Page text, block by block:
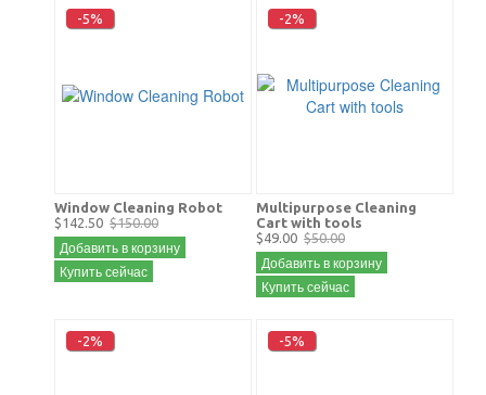
-5%
Window Cleaning Robot
$142.50 $150.00
Добавить в корзину
Купить сейчас
-2%
Multipurpose Cleaning
Cart with tools
$49.00 $50.00
Добавить в корзину
Купить сейчас
-2% -5%